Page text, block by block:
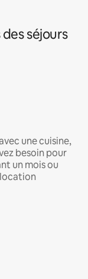
séjours
une cuisine,
besoin pour
un mois ou